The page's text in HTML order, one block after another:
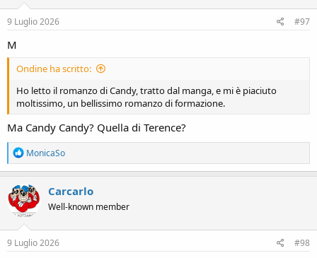
n
s
9 Luglio 2026 #97
M
Ondine ha scritto:
Ho letto il romanzo di Candy, tratto dal manga, e mi è piaciuto
moltissimo, un bellissimo romanzo di formazione.
Ma Candy Candy? Quella di Terence?
R
e
a
c
t
i
o
n
s
MonicaSo
Carcarlo
Well-known member
9 Luglio 2026 #98